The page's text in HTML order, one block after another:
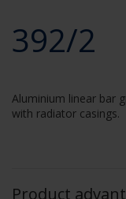
392/2
Aluminium linear bar
with radiator casings.
Product